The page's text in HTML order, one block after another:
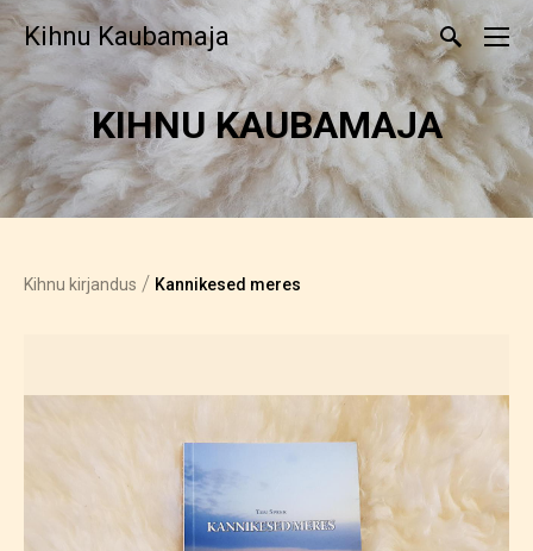
Kihnu Kaubamaja
KIHNU KAUBAMAJA
Kihnu kirjandus / Kannikesed meres